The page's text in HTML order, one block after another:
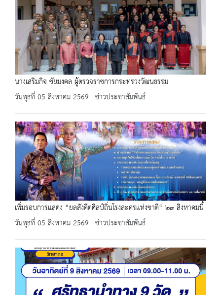
นางเสริมกิจ ชัยมงคล ผู้ตรวจราชการกระทรวงวัฒนธรรม
วันพุธที่ 05 สิงหาคม 2569 | ข่าวประชาสัมพันธ์
เพิ่มรอบการแสดง “ยลสังคีตศิลป์ถิ่นโรงละครแห่งชาติ“ ๒๓ สิงหาคมนี้
วันพุธที่ 05 สิงหาคม 2569 | ข่าวประชาสัมพันธ์